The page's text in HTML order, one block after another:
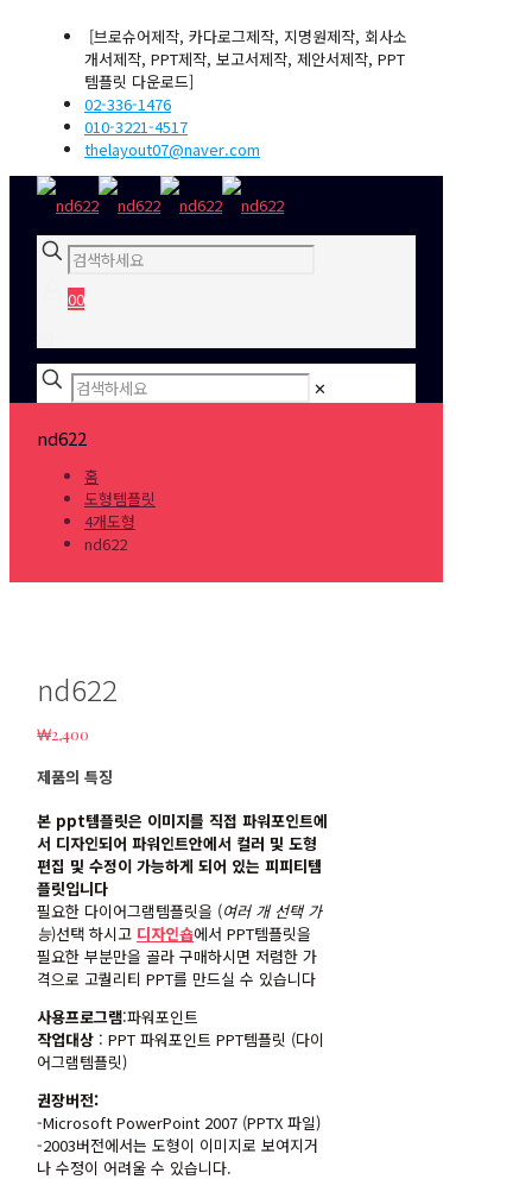
[브로슈어제작, 카다로그제작, 지명원제작, 회사소
개서제작, PPT제작, 보고서제작, 제안서제작, PPT
템플릿 다운로드]
02-336-1476
010-3221-4517
thelayout07@naver.com
00
✕
nd622
홈
도형템플릿
4개도형
nd622
nd622
₩2,400
제품의 특징
본 ppt템플릿은 이미지를 직접 파워포인트에
서 디자인되어 파워인트안에서 컬러 및 도형
편집 및 수정이 가능하게 되어 있는 피피티템
플릿입니다
필요한 다이어그램템플릿을 (여러 개 선택 가
능)선택 하시고 디자인숍에서 PPT템플릿을
필요한 부분만을 골라 구매하시면 저렴한 가
격으로 고퀄리티 PPT를 만드실 수 있습니다
사용프로그램:파워포인트
작업대상 : PPT 파워포인트 PPT템플릿 (다이
어그램템플릿)
권장버전:
-Microsoft PowerPoint 2007 (PPTX 파일)
-2003버전에서는 도형이 이미지로 보여지거
나 수정이 어려울 수 있습니다.